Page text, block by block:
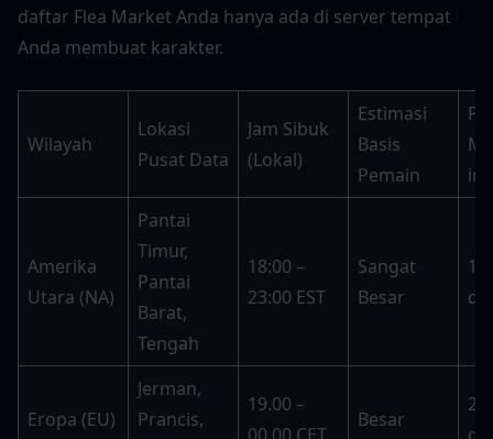
daftar Flea Market Anda hanya ada di server tempat
Anda membuat karakter.
Wilayah
Lokasi
Pusat Data
Jam Sibuk
(Lokal)
Estimasi
Basis
Pemain
ing
Amerika
Utara (NA)
Pantai
Timur,
Pantai
Barat,
Tengah
18:00 –
23:00 EST
Sangat
Besar
Eropa (EU)
Jerman,
Prancis,
19.00 –
Besar